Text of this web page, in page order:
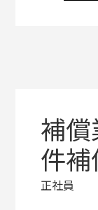
補
件補
正社員